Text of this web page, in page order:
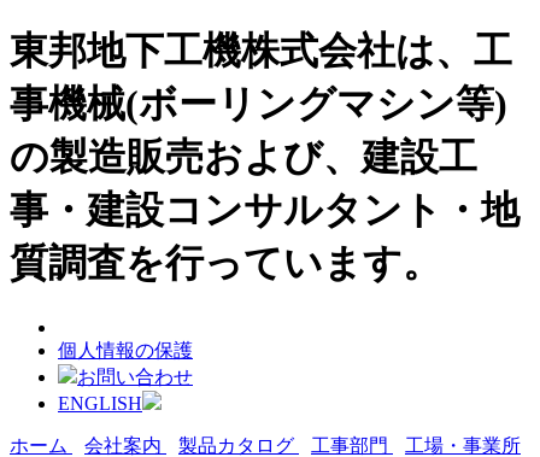
東邦地下工機株式会社は、工
事機械(ボーリングマシン等)
の製造販売および、建設工
事・建設コンサルタント・地
質調査を行っています。
個人情報の保護
お問い合わせ
ENGLISH
ホーム 会社案内 製品カタログ 工事部門
工場・事業所